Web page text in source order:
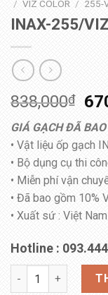
/ VIZ COLOR / 255-
INAX-255/
838,000₫
GIÁ GẠCH ĐÃ
• Vật liệu ốp gạch
• Bộ dụng cụ thi
• Miễn phí vận
• Đã bao gồm 10%
• Xuất sứ : Việt Nam
Hotline :
INAX-255/VIZ-5 số